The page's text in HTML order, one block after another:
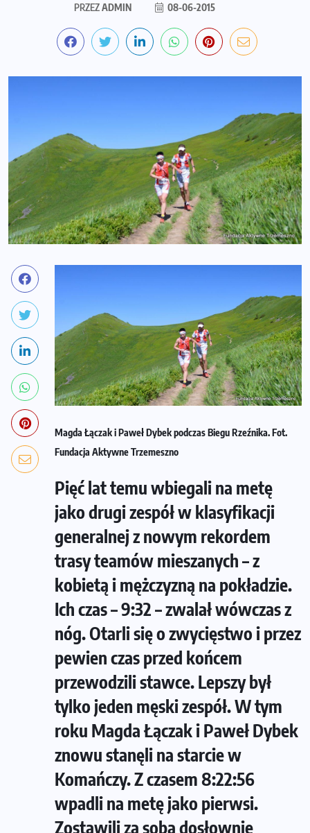
PRZEZADMIN 08-06-2015
Magda Łączak i Paweł Dybek podczas Biegu Rzeźnika. Fot.
Fundacja Aktywne Trzemeszno
Pięć lat temu wbiegali na metę
jako drugi zespół w klasyfikacji
generalnej z nowym rekordem
trasy teamów mieszanych – z
kobietą i mężczyzną na pokładzie.
Ich czas – 9:32 – zwalał wówczas z
nóg. Otarli się o zwycięstwo i przez
pewien czas przed końcem
przewodzili stawce. Lepszy był
tylko jeden męski zespół. W tym
roku Magda Łączak i Paweł Dybek
znowu stanęli na starcie w
Komańczy. Z czasem 8:22:56
wpadli na metę jako pierwsi.
Zostawili za sobą dosłownie